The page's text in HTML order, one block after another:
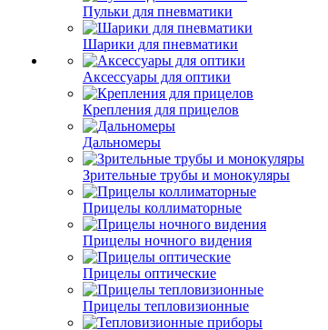
Пульки для пневматики
Шарики для пневматики
Аксессуары для оптики
Крепления для прицелов
Дальномеры
Зрительные трубы и монокуляры
Прицелы коллиматорные
Прицелы ночного видения
Прицелы оптические
Прицелы тепловизионные